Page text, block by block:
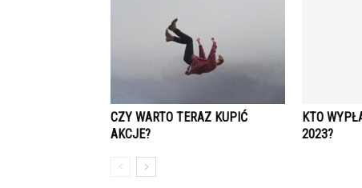
CZY WARTO TERAZ KUPIĆ
AKCJE?
KTO
2023?